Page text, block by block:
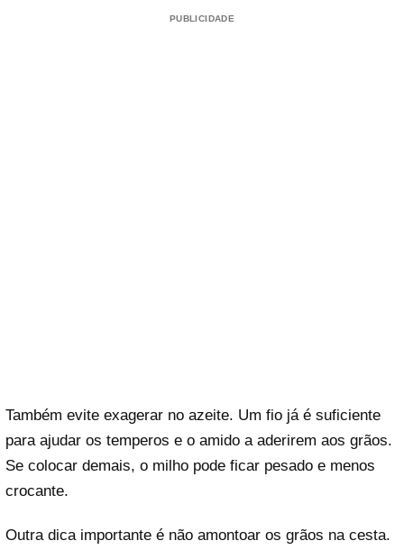
PUBLICIDADE
Também evite exagerar no azeite. Um fio já é suficiente
para ajudar os temperos e o amido a aderirem aos grãos.
Se colocar demais, o milho pode ficar pesado e menos
crocante.
Outra dica importante é não amontoar os grãos na cesta.